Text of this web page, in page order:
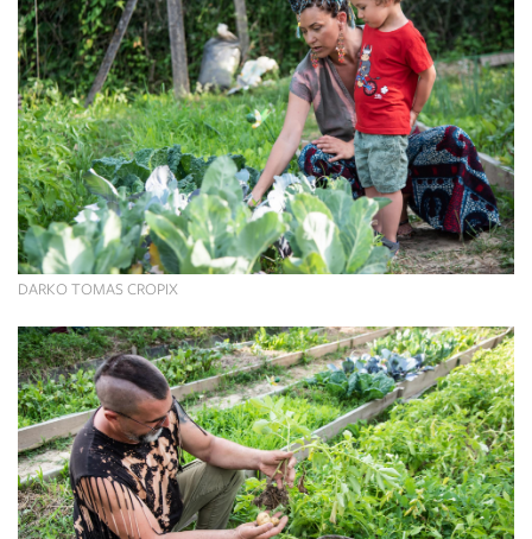
DARKO TOMAS CROPIX